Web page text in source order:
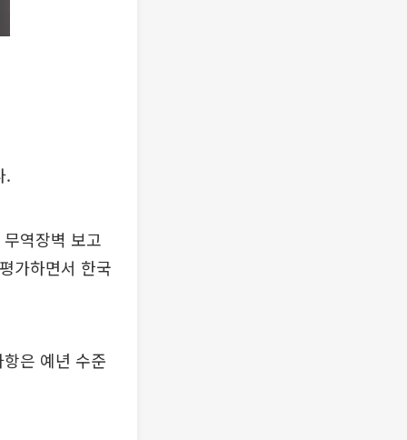
.
역장벽 보고
가하면서 한국
은 예년 수준